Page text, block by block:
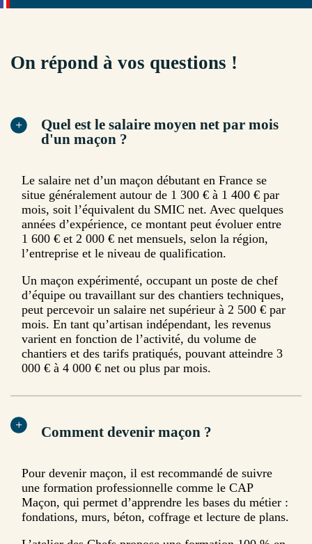
On répond à vos questions !
Quel est le salaire moyen net par mois
d'un maçon ?
Le salaire net d’un maçon débutant en France se
situe généralement autour de 1 300 € à 1 400 € par
mois, soit l’équivalent du SMIC net. Avec quelques
années d’expérience, ce montant peut évoluer entre
1 600 € et 2 000 € net mensuels, selon la région,
l’entreprise et le niveau de qualification.
Un maçon expérimenté, occupant un poste de chef
d’équipe ou travaillant sur des chantiers techniques,
peut percevoir un salaire net supérieur à 2 500 € par
mois. En tant qu’artisan indépendant, les revenus
varient en fonction de l’activité, du volume de
chantiers et des tarifs pratiqués, pouvant atteindre 3
000 € à 4 000 € net ou plus par mois.
Comment devenir maçon ?
Pour devenir maçon, il est recommandé de suivre
une formation professionnelle comme le CAP
Maçon, qui permet d’apprendre les bases du métier :
fondations, murs, béton, coffrage et lecture de plans.